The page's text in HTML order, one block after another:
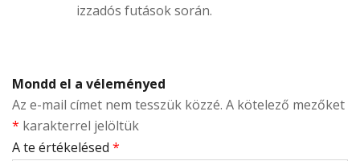
izzadós futások során.
Mondd el a véleményed
Az e-mail címet nem tesszük közzé. A kötelező mezőket
* karakterrel jelöltük
A te értékelésed *